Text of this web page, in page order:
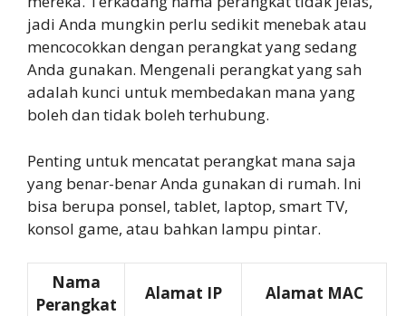
jadi Anda mungkin perlu sedikit menebak atau
mencocokkan dengan perangkat yang sedang
Anda gunakan. Mengenali perangkat yang sah
adalah kunci untuk membedakan mana yang
boleh dan tidak boleh terhubung.
Penting untuk mencatat perangkat mana saja
yang benar-benar Anda gunakan di rumah. Ini
bisa berupa ponsel, tablet, laptop, smart TV,
konsol game, atau bahkan lampu pintar.
Nama
Perangkat
Alamat IP Alamat MAC